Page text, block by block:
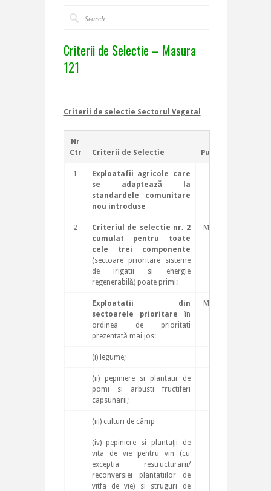
Criterii de Selectie – Masura
121
Criterii de selectie Sectorul Vegetal
Nr
Ctr
Criterii de Selectie Punctaj
1
Exploatafii agricole care
se adaptează la
standardele comunitare
nou introduse
2
Criteriul de selectie nr. 2
cumulat pentru toate
cele trei componente
(sectoare prioritare sisteme
de irigatii si energie
regenerabilă) poate primi:
Max 43
Exploatatii din
sectoarele prioritare în
ordinea de prioritati
prezentată mai jos:
Max 35
(i) legume;
(ii) pepiniere si plantatii de
pomi si arbusti fructiferi
capsunarii;
(iii) culturi de câmp
(iv) pepiniere si plantaţii de
vita de vie pentru vin (cu
exceptia restructurarii/
reconversiei plantatiilor de
vitfa de vie) si struguri de